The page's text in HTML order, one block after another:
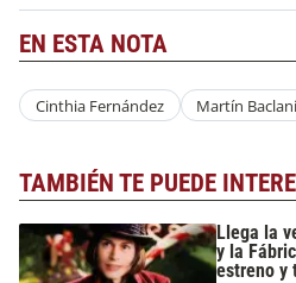
EN ESTA NOTA
Cinthia Fernández Martín Baclani
TAMBIÉN TE PUEDE
Llega la
y la
estreno y